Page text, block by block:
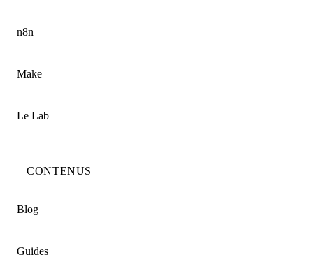
n8n
Make
Le Lab
CONTENUS
Blog
Guides